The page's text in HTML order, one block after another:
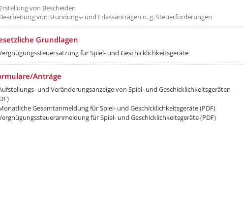
Erstellung von Bescheiden
Bearbeitung von Stundungs- und Erlassanträgen o. g. Steuerforderungen
Grundlagen
für Spiel- und Geschicklichkeitsgeräte
Anträge
und Veränderungsanzeige von Spiel- und Geschicklichkeitsgeräten
Gesamtanmeldung für Spiel- und Geschicklichkeitsgeräte (PDF)
für Spiel- und Geschicklichkeitsgeräte (PDF)